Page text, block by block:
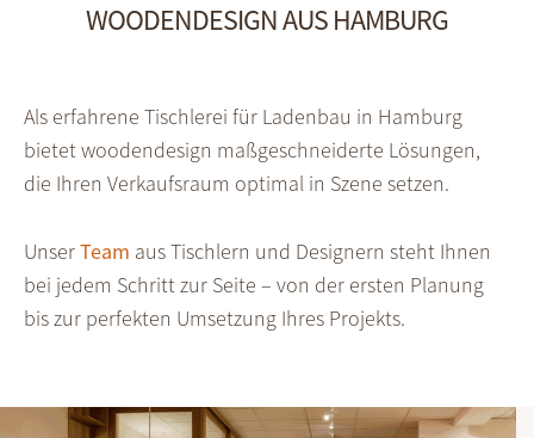
WOODENDESIGN AUS HAMBURG
Als erfahrene Tischlerei für Ladenbau in Hamburg
bietet woodendesign maßgeschneiderte Lösungen,
die Ihren Verkaufsraum optimal in Szene setzen.
UnserTeam aus Tischlern und Designern steht Ihnen
bei jedem Schritt zur Seite – von der ersten Planung
bis zur perfekten Umsetzung Ihres Projekts.